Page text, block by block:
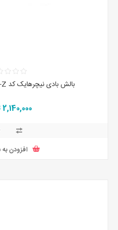
بالش بادی نیچرهایک کد NH17T013-Z رنگ سبز
2,140,000 تومان
افزودن